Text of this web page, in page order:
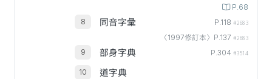
P.68
同音字彙 P.118 #2683
〈1997修訂本〉P.137 #2683
部身字典 P.304 #3514
道字典